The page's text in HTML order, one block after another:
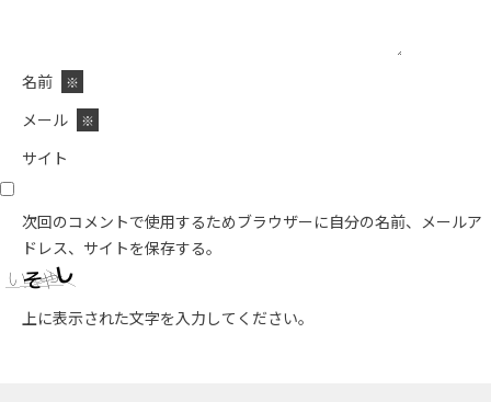
名前 ※
メール ※
サイト
次回のコメントで使用するためブラウザーに自分の名前、メールア
ドレス、サイトを保存する。
上に表示された文字を入力してください。